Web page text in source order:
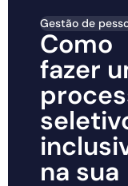
Gestão de
Como
fazer
na sua